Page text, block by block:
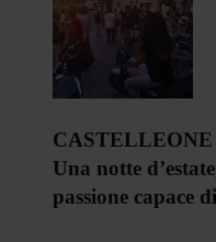
Una notte
passione capace